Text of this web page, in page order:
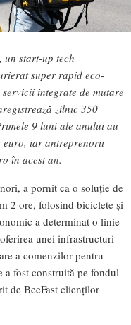
un start-up tech
super rapid eco-
integrate de mutare
zilnic 350
9 luni ale anului au
euro, iar antreprenorii
în acest an.
a pornit ca o soluție de
2 ore, folosind biciclete și
a determinat o linie
unei infrastructuri
a comenzilor pentru
a fost construită pe fondul
de BeeFast clienților